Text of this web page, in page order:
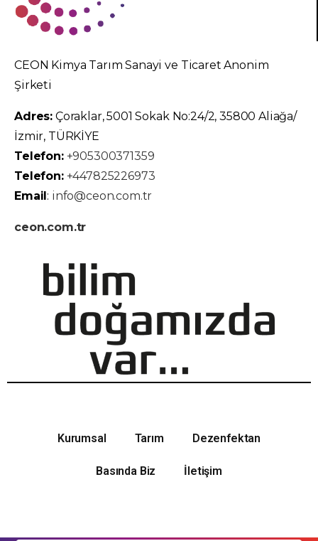
CEON Kimya Tarım Sanayi ve Ticaret Anonim
Şirketi
Adres: Çoraklar, 5001 Sokak No:24/2, 35800 Aliağa/
İzmir, TÜRKİYE
Telefon: +905300371359
Telefon: +447825226973
Email : info@ceon.com.tr
ceon.com.tr
Kurumsal Tarım Dezenfektan
Basında Biz İletişim